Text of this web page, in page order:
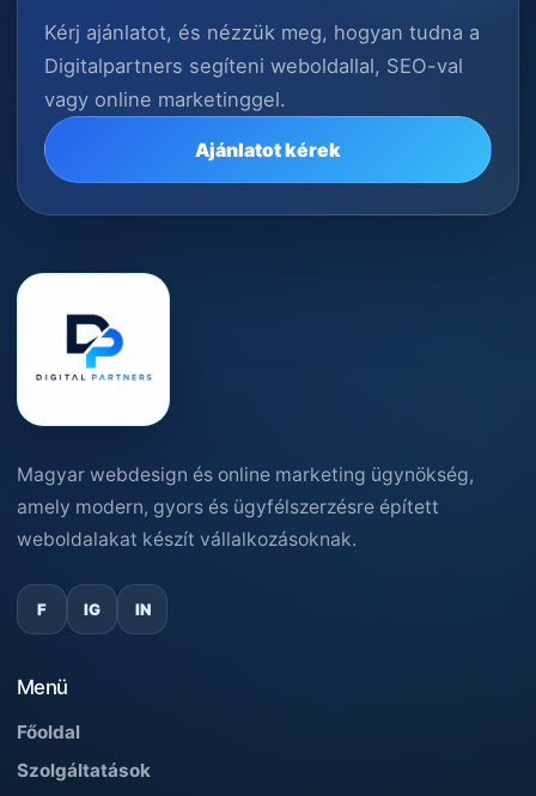
Kérj ajánlatot, és nézzük meg, hogyan tudna a
Digitalpartners segíteni weboldallal, SEO-val
vagy online marketinggel.
Ajánlatot kérek
Magyar webdesign és online marketing ügynökség,
amely modern, gyors és ügyfélszerzésre épített
weboldalakat készít vállalkozásoknak.
F IG IN
Menü
Főoldal
Szolgáltatások